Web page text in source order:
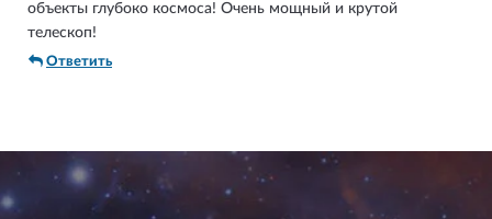
объекты глубоко космоса! Очень мощный и крутой
телескоп!
Ответить